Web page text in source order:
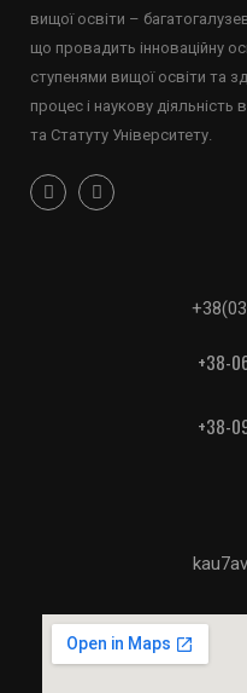
вищої освіти –
що провадить інноваційну
ступенями вищої освіти та
процес і наукову діяльність
та Статуту Університету.
+38-
+38-